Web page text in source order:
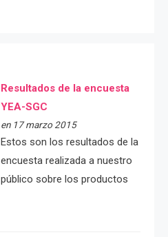
Resultados de la encuesta
YEA-SGC
en 17 marzo 2015
Estos son los resultados de la
encuesta realizada a nuestro
público sobre los productos